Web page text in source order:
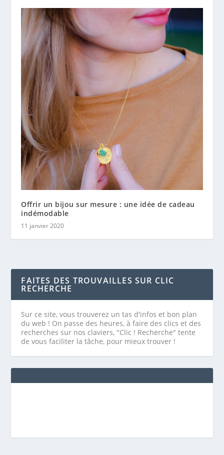
Offrir un bijou sur mesure : une idée de cadeau
indémodable
11 janvier 2020
FAITES DES TROUVAILLES SUR CLIC
RECHERCHE
Sur ce site, vous trouverez un tas d'infos et bon plan
du web ! On passe des heures, à faire des clics et des
recherches sur nos claviers, "Clic ! Recherche" tente
de vous faciliter la tâche, pour mieux trouver !